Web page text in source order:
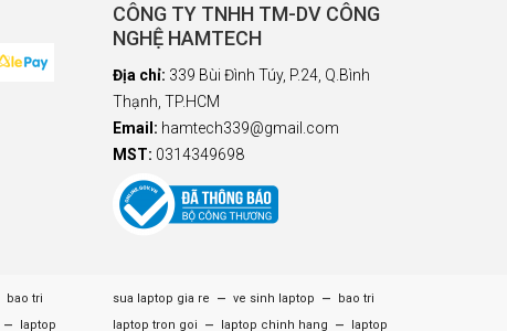
CÔNG TY TNHH TM-DV CÔNG
NGHỆ HAMTECH
Địa chỉ: 339 Bùi Đình Túy, P.24, Q.Bình
Thạnh, TP.HCM
Email: hamtech339@gmail.com
MST: 0314349698
bao tri
– laptop
sua laptop gia re – ve sinh laptop –
bao tri
laptop tron goi
– laptop chinh hang – laptop